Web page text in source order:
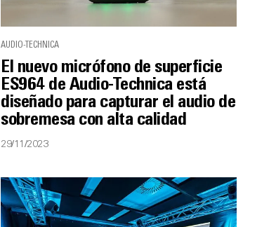
AUDIO-TECHNICA
El nuevo micrófono de superficie
ES964 de Audio-Technica está
diseñado para capturar el audio de
sobremesa con alta calidad
29/11/2023